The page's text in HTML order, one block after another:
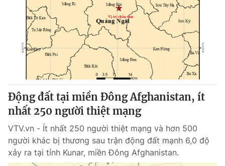
Động đất tại miền Đông Afghanistan, ít
nhất 250 người thiệt mạng
VTV.vn - Ít nhất 250 người thiệt mạng và hơn 500
người khác bị thương sau trận động đất mạnh 6,0 độ
xảy ra tại tỉnh Kunar, miền Đông Afghanistan.